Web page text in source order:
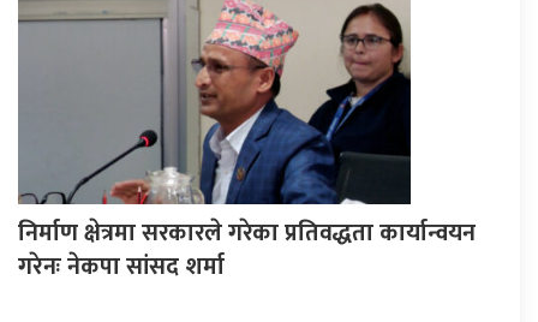
निर्माण क्षेत्रमा सरकारले गरेका प्रतिवद्धता कार्यान्वयन
गरेनः नेकपा सांसद शर्मा